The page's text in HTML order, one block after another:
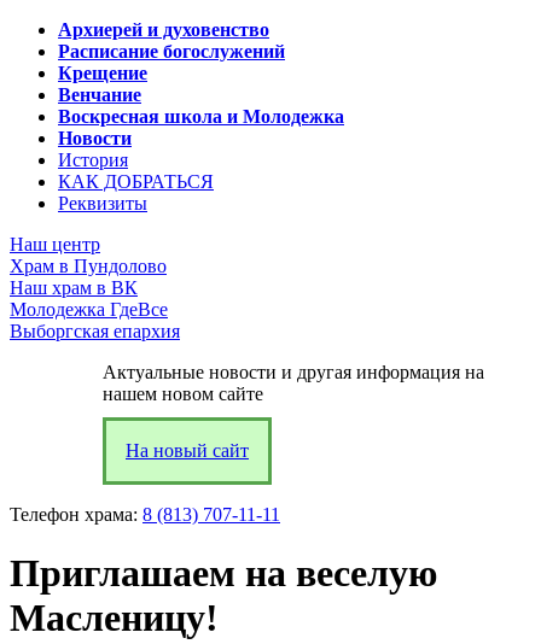
Архиерей и духовенство
Расписание богослужений
Крещение
Венчание
Воскресная школа и Молодежка
Новости
История
КАК ДОБРАТЬСЯ
Реквизиты
Наш центр
Храм в Пундолово
Наш храм в ВК
Молодежка ГдеВсе
Выборгская епархия
Актуальные новости и другая информация на
нашем новом сайте
На новый сайт
Телефон храма: 8 (813) 707-11-11
Приглашаем на веселую
Масленицу!